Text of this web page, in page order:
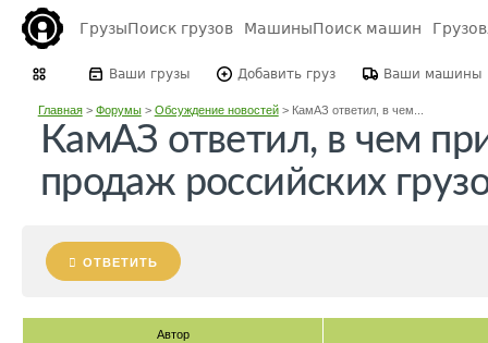
ГрузыПоиск грузов МашиныПоиск машин
Ваши грузы Добавить груз Ваши машины
Главная> Форумы> Обсуждение новостей> КамАЗ ответил, в чем...
КамАЗ ответил, в чем
продаж российских
ОТВЕТИТЬ
Автор